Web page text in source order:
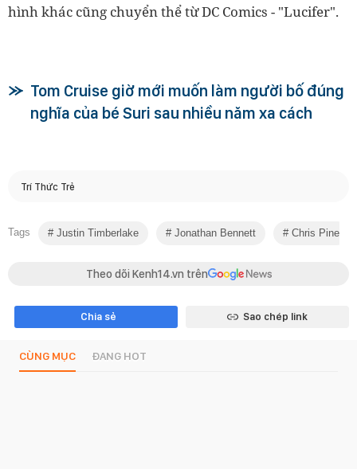
hình khác cũng chuyển thể từ DC Comics - "Lucifer".
Tom Cruise giờ mới muốn làm người bố đúng
nghĩa của bé Suri sau nhiều năm xa cách
Trí Thức Trẻ
Tags Justin Timberlake Jonathan Bennett Chris Pine
Theo dõi Kenh14.vn trên
Chia sẻ Sao chép link
CÙNG MỤC ĐANG HOT